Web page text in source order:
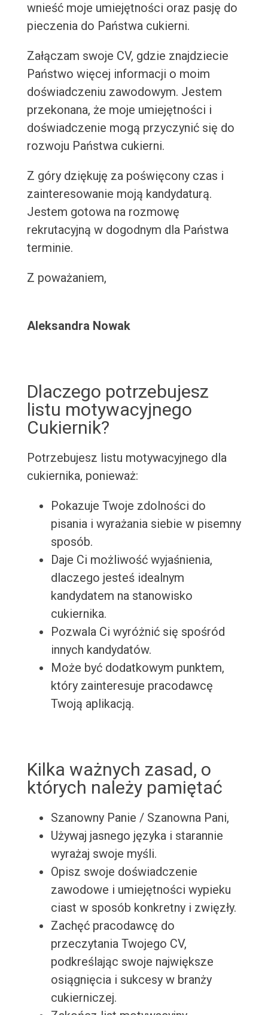
wnieść moje umiejętności oraz pasję do
pieczenia do Państwa cukierni.
Załączam swoje CV, gdzie znajdziecie
Państwo więcej informacji o moim
doświadczeniu zawodowym. Jestem
przekonana, że moje umiejętności i
doświadczenie mogą przyczynić się do
rozwoju Państwa cukierni.
Z góry dziękuję za poświęcony czas i
zainteresowanie moją kandydaturą.
Jestem gotowa na rozmowę
rekrutacyjną w dogodnym dla Państwa
terminie.
Z poważaniem,
Aleksandra Nowak
Dlaczego potrzebujesz
listu motywacyjnego
Cukiernik?
Potrzebujesz listu motywacyjnego dla
cukiernika, ponieważ:
Pokazuje Twoje zdolności do
pisania i wyrażania siebie w pisemny
sposób.
Daje Ci możliwość wyjaśnienia,
dlaczego jesteś idealnym
kandydatem na stanowisko
cukiernika.
Pozwala Ci wyróżnić się spośród
innych kandydatów.
Może być dodatkowym punktem,
który zainteresuje pracodawcę
Twoją aplikacją.
Kilka ważnych zasad, o
których należy pamiętać
Szanowny Panie / Szanowna Pani,
Używaj jasnego języka i starannie
wyrażaj swoje myśli.
Opisz swoje doświadczenie
zawodowe i umiejętności wypieku
ciast w sposób konkretny i zwięzły.
Zachęć pracodawcę do
przeczytania Twojego CV,
podkreślając swoje największe
osiągnięcia i sukcesy w branży
cukierniczej.